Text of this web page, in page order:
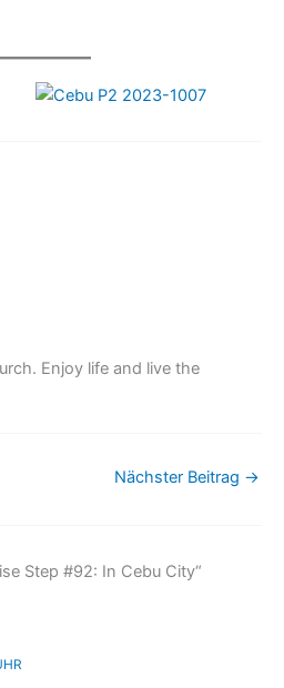
Enjoy life and live the
Nächster Beitrag →
Step #92: In Cebu City“